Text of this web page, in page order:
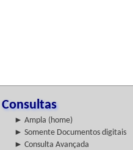
Consultas
► Ampla (home)
► Somente Documentos digitais
► Consulta Avançada